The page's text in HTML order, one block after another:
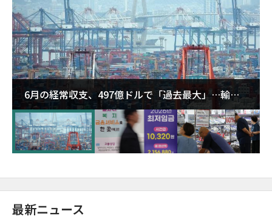
6月の経常収支、497億ドルで「過去最大」…輸出
が初の1000億ドル突破
最新ニュース